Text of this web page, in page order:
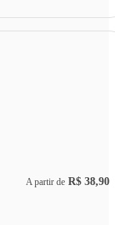
A partir de R$ 38,90